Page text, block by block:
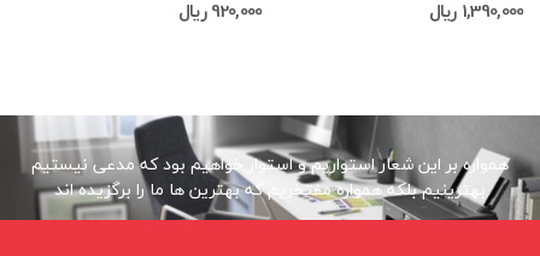
920,000 ریال 1,390,000 ریال
همواره بر این شعار استواریم و استوار خواهیم بود که مدعی نیستیم
بهترینیم بلکه همواره مفتخریم که بهترین ها ما را برگزیده اند